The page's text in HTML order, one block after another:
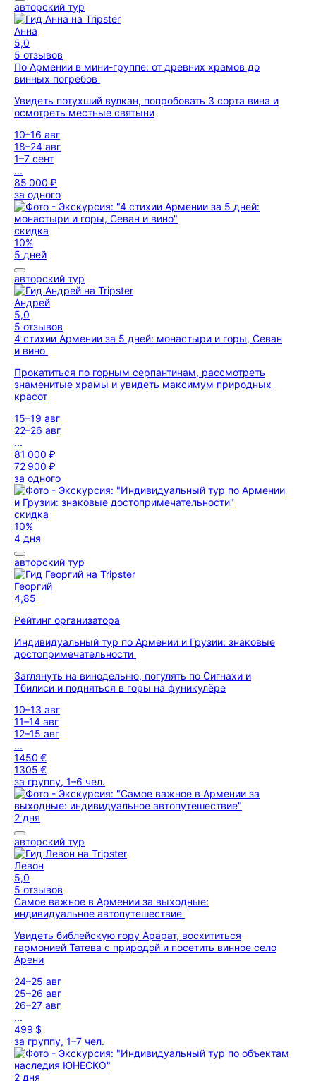
авторский тур
Анна
5,0
5 отзывов
По Армении в мини-группе: от древних храмов до
винных погребов
Увидеть потухший вулкан, попробовать 3 сорта вина и
осмотреть местные святыни
10–16 авг
18–24 авг
1–7 сент
...
85 000 ₽
за одного
скидка
10%
5 дней
авторский тур
Андрей
5,0
5 отзывов
4 стихии Армении за 5 дней: монастыри и горы, Севан
и вино
Прокатиться по горным серпантинам, рассмотреть
знаменитые храмы и увидеть максимум природных
красот
15–19 авг
22–26 авг
...
81 000 ₽
72 900 ₽
за одного
скидка
10%
4 дня
авторский тур
Георгий
4,85
Рейтинг организатора
Индивидуальный тур по Армении и Грузии: знаковые
достопримечательности
Заглянуть на винодельню, погулять по Сигнахи и
Тбилиси и подняться в горы на фуникулёре
10–13 авг
11–14 авг
12–15 авг
...
1450 €
1305 €
за группу, 1–6 чел.
2 дня
авторский тур
Левон
5,0
5 отзывов
Самое важное в Армении за выходные:
индивидуальное автопутешествие
Увидеть библейскую гору Арарат, восхититься
гармонией Татева с природой и посетить винное село
Арени
24–25 авг
25–26 авг
26–27 авг
...
499 $
за группу, 1–7 чел.
2 дня